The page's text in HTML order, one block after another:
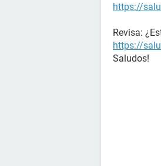
https://
Revisa:
https://
Saludos!